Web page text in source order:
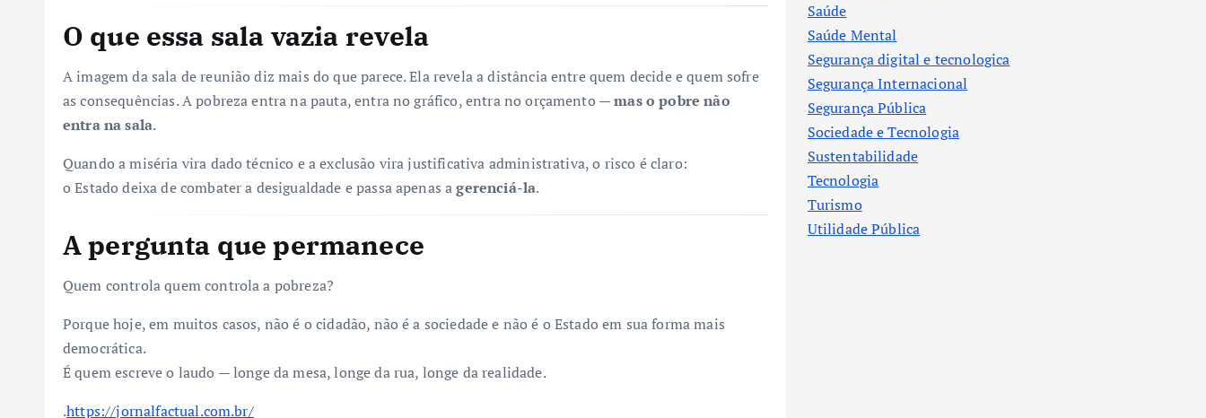
O que essa sala vazia revela
A imagem da sala de reunião diz mais do que parece. Ela revela a distância entre quem decide e quem sofre
as consequências. A pobreza entra na pauta, entra no gráfico, entra no orçamento —mas o pobre não
entra na sala.
Quando a miséria vira dado técnico e a exclusão vira justificativa administrativa, o risco é claro:
o Estado deixa de combater a desigualdade e passa apenas agerenciá-la.
A pergunta que permanece
Quem controla quem controla a pobreza?
Porque hoje, em muitos casos, não é o cidadão, não é a sociedade e não é o Estado em sua forma mais
democrática.
É quem escreve o laudo — longe da mesa, longe da rua, longe da realidade.
.https://jornalfactual.com.br/
Saúde
Saúde Mental
Segurança digital e tecnologica
Segurança Internacional
Segurança Pública
Sociedade e Tecnologia
Sustentabilidade
Tecnologia
Turismo
Utilidade Pública